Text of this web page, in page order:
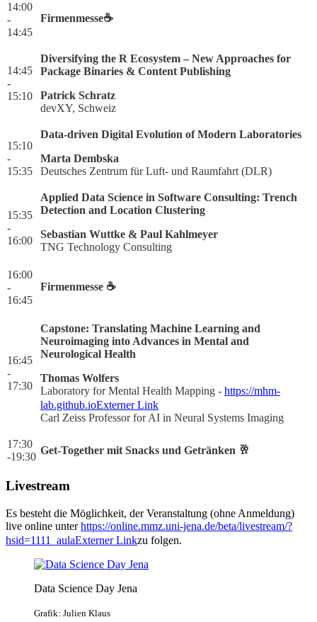
14:00
-
14:45
Firmenmesse☕
14:45
-
15:10
Diversifying the R Ecosystem – New Approaches for
Package Binaries & Content Publishing
Patrick Schratz
devXY, Schweiz
15:10
-
15:35
Data-driven Digital Evolution of Modern Laboratories
Marta Dembska
Deutsches Zentrum für Luft- und Raumfahrt (DLR)
15:35
-
16:00
Applied Data Science in Software Consulting: Trench
Detection and Location Clustering
Sebastian Wuttke & Paul Kahlmeyer
TNG Technology Consulting
16:00
-
16:45
Firmenmesse ☕
16:45
-
17:30
Capstone: Translating Machine Learning and
Neuroimaging into Advances in Mental and
Neurological Health
Thomas Wolfers
Laboratory for Mental Health Mapping - https://mhm-
lab.github.ioExterner Link
Carl Zeiss Professor for AI in Neural Systems Imaging
17:30
-19:30
Get-Together mit Snacks und Getränken 🥂
Livestream
Es besteht die Möglichkeit, der Veranstaltung (ohne Anmeldung)
live online unterhttps://online.mmz.uni-jena.de/beta/livestream/?
hsid=1111_aulaExterner Linkzu folgen.
Data Science Day Jena
Grafik: Julien Klaus